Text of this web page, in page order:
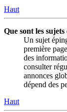
Haut
Que sont les sujets
Un sujet
première
des
consulter
annonces
dépend des
Haut